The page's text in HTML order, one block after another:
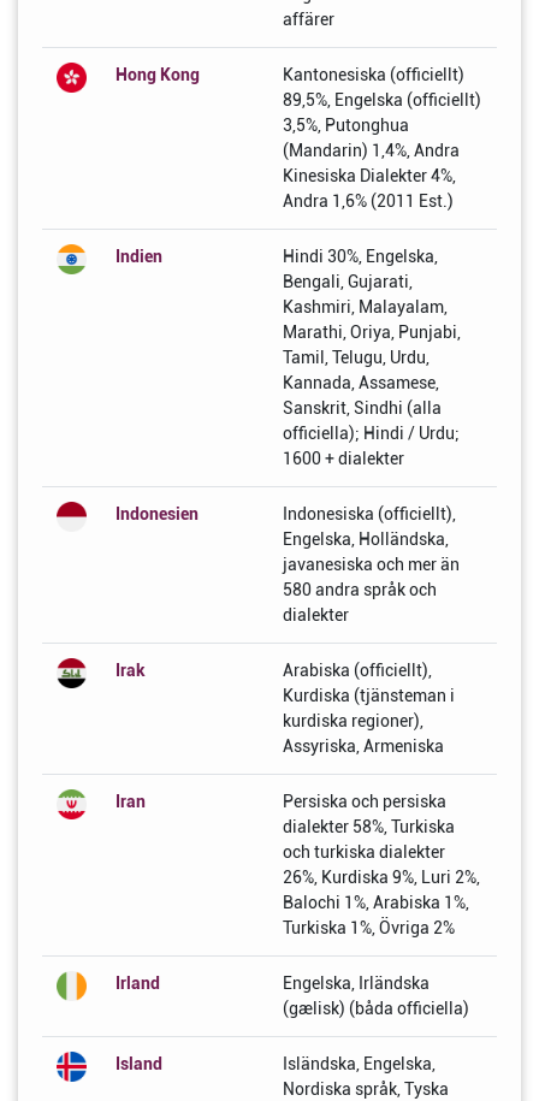
affärer
Hong Kong
Kantonesiska (officiellt)
89,5%, Engelska (officiellt)
3,5%, Putonghua
(Mandarin) 1,4%, Andra
Kinesiska Dialekter 4%,
Andra 1,6% (2011 Est.)
Indien
Hindi 30%, Engelska,
Bengali, Gujarati,
Kashmiri, Malayalam,
Marathi, Oriya, Punjabi,
Tamil, Telugu, Urdu,
Kannada, Assamese,
Sanskrit, Sindhi (alla
officiella); Hindi / Urdu;
1600 + dialekter
Indonesien
Indonesiska (officiellt),
Engelska, Holländska,
javanesiska och mer än
580 andra språk och
dialekter
Irak
Arabiska (officiellt),
Kurdiska (tjänsteman i
kurdiska regioner),
Assyriska, Armeniska
Iran
Persiska och persiska
dialekter 58%, Turkiska
och turkiska dialekter
26%, Kurdiska 9%, Luri 2%,
Balochi 1%, Arabiska 1%,
Turkiska 1%, Övriga 2%
Irland
Engelska, Irländska
(gælisk) (båda officiella)
Island
Isländska, Engelska,
Nordiska språk, Tyska